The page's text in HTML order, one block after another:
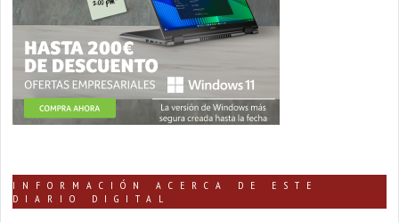
INFORMACIÓN ACERCA DE ESTE
DIARIO DIGITAL